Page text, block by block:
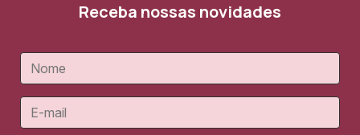
Receba nossas novidades